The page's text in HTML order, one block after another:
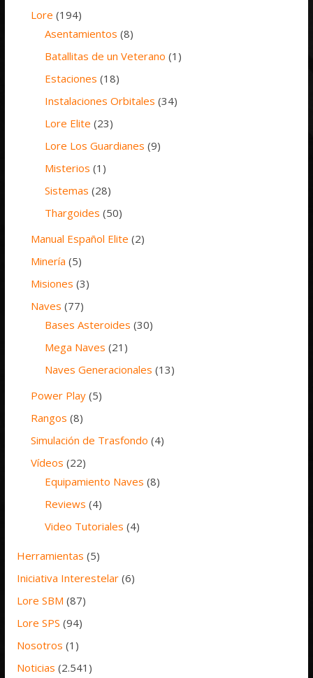
Lore (194)
Asentamientos (8)
Batallitas de un Veterano (1)
Estaciones (18)
Instalaciones Orbitales (34)
Lore Elite (23)
Lore Los Guardianes (9)
Misterios (1)
Sistemas (28)
Thargoides (50)
Manual Español Elite (2)
Minería (5)
Misiones (3)
Naves (77)
Bases Asteroides (30)
Mega Naves (21)
Naves Generacionales (13)
Power Play (5)
Rangos (8)
Simulación de Trasfondo (4)
Vídeos (22)
Equipamiento Naves (8)
Reviews (4)
Video Tutoriales (4)
Herramientas (5)
Iniciativa Interestelar (6)
Lore SBM (87)
Lore SPS (94)
Nosotros (1)
Noticias (2.541)